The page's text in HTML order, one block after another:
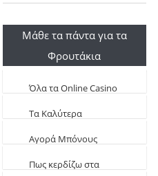
Μάθε τα πάντα για τα
Φρουτάκια
Όλα τα Online Casino
Live
Τα Καλύτερα
Φρουτάκια (Τα πιο
Aγορά Μπόνους
Φρουτάκια: Τα
Πως κερδίζω στα